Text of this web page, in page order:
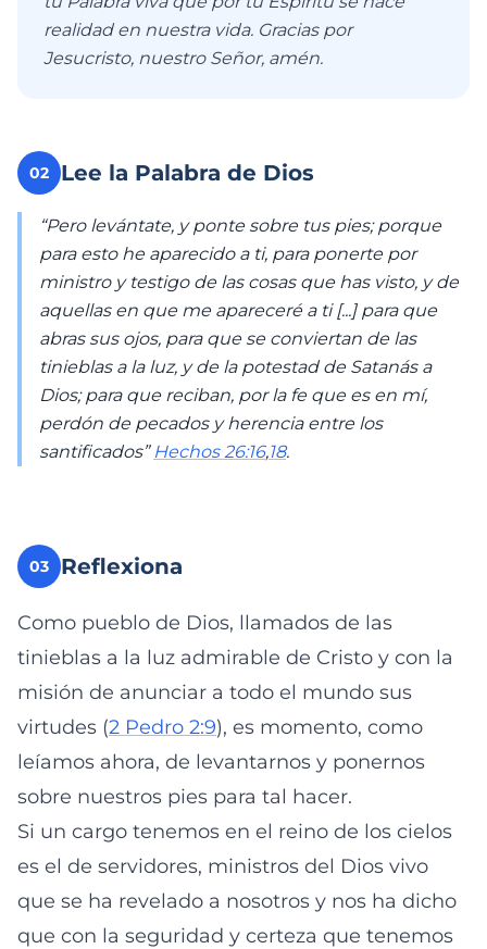
realidad en nuestra vida. Gracias por
Jesucristo, nuestro Señor, amén.
02 Lee la Palabra de Dios
“Pero levántate, y ponte sobre tus pies; porque
para esto he aparecido a ti, para ponerte por
ministro y testigo de las cosas que has visto, y de
aquellas en que me apareceré a ti [...] para que
abras sus ojos, para que se conviertan de las
tinieblas a la luz, y de la potestad de Satanás a
Dios; para que reciban, por la fe que es en mí,
perdón de pecados y herencia entre los
santificados” Hechos 26:16,18.
03 Reflexiona
Como pueblo de Dios, llamados de las
tinieblas a la luz admirable de Cristo y con la
misión de anunciar a todo el mundo sus
virtudes (2 Pedro 2:9), es momento, como
leíamos ahora, de levantarnos y ponernos
sobre nuestros pies para tal hacer.
Si un cargo tenemos en el reino de los cielos
es el de servidores, ministros del Dios vivo
que se ha revelado a nosotros y nos ha dicho
que con la seguridad y certeza que tenemos